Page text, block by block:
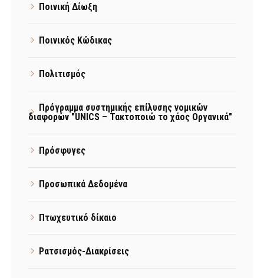
Ποινική Δίωξη
Ποινικός Κώδικας
Πολιτισμός
Πρόγραμμα συστημικής επίλυσης νομικών
διαφορών "UNICS – Τακτοποιώ το χάος Οργανικά"
Πρόσφυγες
Προσωπικά Δεδομένα
Πτωχευτικό δίκαιο
Ρατσισμός-Διακρίσεις